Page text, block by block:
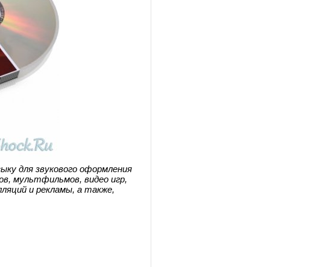
для звукового оформления
мультфильмов, видео игр,
и рекламы, а также,